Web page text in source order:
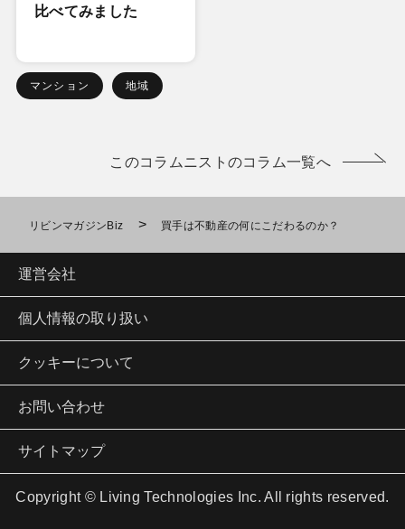
比べてみました
マンション 地域
このコラムニストのコラム一覧へ
リビンマガジンBiz > 買手は不動産の何にこだわるのか？
運営会社
個人情報の取り扱い
クッキーについて
お問い合わせ
サイトマップ
Copyright © Living Technologies Inc. All rights reserved.